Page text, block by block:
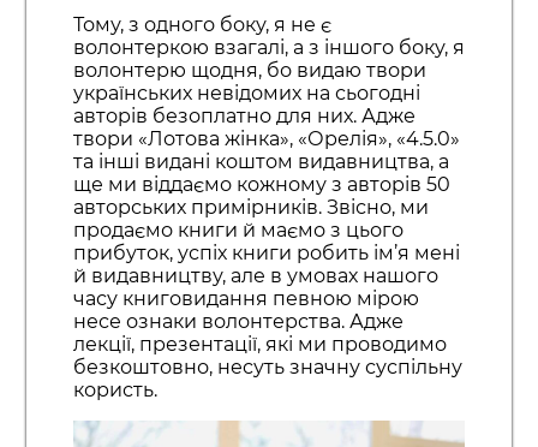
Тому, з одного боку, я не є
волонтеркою взагалі, а з іншого боку, я
волонтерю щодня, бо видаю твори
українських невідомих на сьогодні
авторів безоплатно для них. Адже
твори «Лотова жінка», «Орелія», «4.5.0»
та інші видані коштом видавництва, а
ще ми віддаємо кожному з авторів 50
авторських примірників. Звісно, ми
продаємо книги й маємо з цього
прибуток, успіх книги робить ім’я мені
й видавництву, але в умовах нашого
часу книговидання певною мірою
несе ознаки волонтерства. Адже
лекції, презентації, які ми проводимо
безкоштовно, несуть значну суспільну
користь.